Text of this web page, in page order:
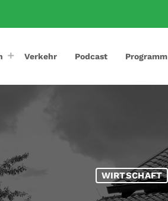
Verkehr Podcast Programm
WIRTSCHAFT